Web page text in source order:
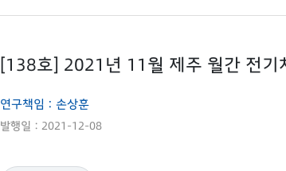
[138호] 2021년 11월 제주 월간 전기
연구책임 : 손상훈
발행일 : 2021-12-08